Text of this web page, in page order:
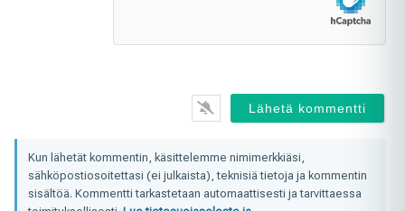
Kun lähetät kommentin, käsittelemme nimimerkkiäsi,
sähköpostiosoitettasi (ei julkaista), teknisiä tietoja ja kommentin
sisältöä. Kommentti tarkastetaan automaattisesti ja tarvittaessa